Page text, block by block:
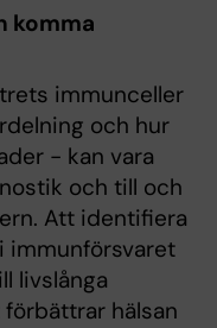
komma
immunceller
och hur
- kan vara
och till och
Att identifiera
immunförsvaret
livslånga
hälsan